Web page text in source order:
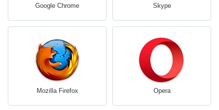
Google Chrome Skype
Mozilla Firefox Opera